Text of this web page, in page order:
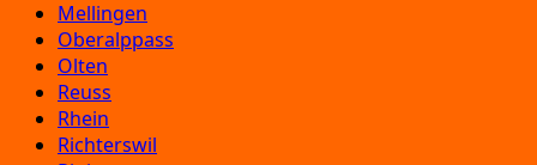
Mellingen
Oberalppass
Olten
Reuss
Rhein
Richterswil